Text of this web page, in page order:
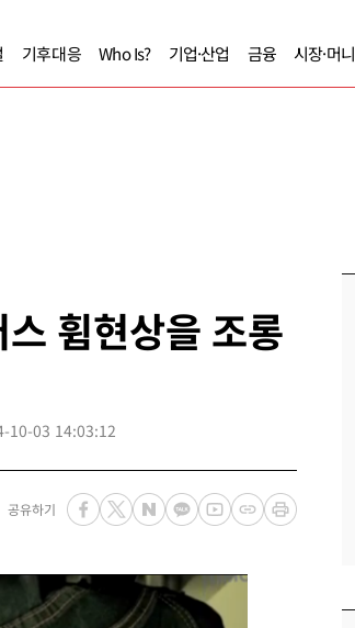
기후대응 Who Is? 기업·산업 금융 시장·머니
휨현상을 조롱
10-03 14:03:12
공유하기